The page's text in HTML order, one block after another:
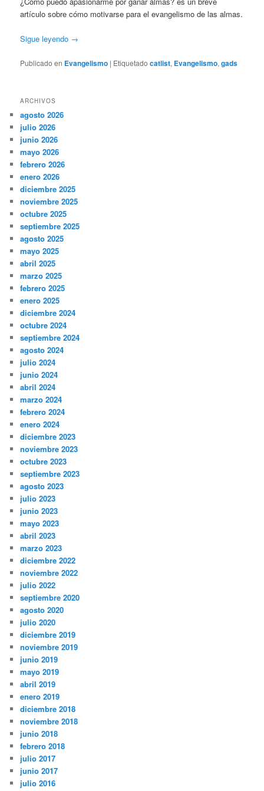
artículo sobre cómo motivarse para el evangelismo de las almas.
Sigue leyendo →
Publicado en Evangelismo | Etiquetado catlist, Evangelismo,gads
ARCHIVOS
agosto 2026
julio 2026
junio 2026
mayo 2026
febrero 2026
enero 2026
diciembre 2025
noviembre 2025
octubre 2025
septiembre 2025
agosto 2025
mayo 2025
abril 2025
marzo 2025
febrero 2025
enero 2025
diciembre 2024
octubre 2024
septiembre 2024
agosto 2024
julio 2024
junio 2024
abril 2024
marzo 2024
febrero 2024
enero 2024
diciembre 2023
noviembre 2023
octubre 2023
septiembre 2023
agosto 2023
julio 2023
junio 2023
mayo 2023
abril 2023
marzo 2023
diciembre 2022
noviembre 2022
julio 2022
septiembre 2020
agosto 2020
julio 2020
diciembre 2019
noviembre 2019
junio 2019
mayo 2019
abril 2019
enero 2019
diciembre 2018
noviembre 2018
junio 2018
febrero 2018
julio 2017
junio 2017
julio 2016